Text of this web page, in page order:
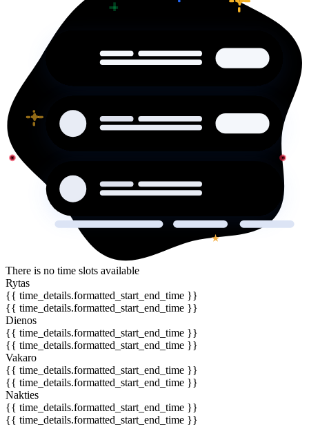
There is no time slots available
Rytas
{{ time_details.formatted_start_end_time }}
{{ time_details.formatted_start_end_time }}
Dienos
{{ time_details.formatted_start_end_time }}
{{ time_details.formatted_start_end_time }}
Vakaro
{{ time_details.formatted_start_end_time }}
{{ time_details.formatted_start_end_time }}
Nakties
{{ time_details.formatted_start_end_time }}
{{ time_details.formatted_start_end_time }}